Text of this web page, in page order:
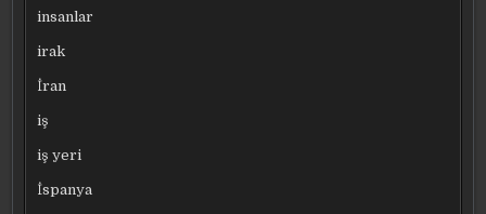
insanlar
irak
İran
iş
iş yeri
İspanya